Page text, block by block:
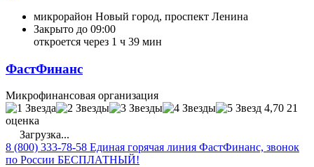
микрорайон Новый город, проспект Ленина
Закрыто до 09:00
откроется через 1 ч 39 мин
ФастФинанс
Микрофинансовая организация
4,70 21
оценка
Загрузка...
8 (800) 333-78-58 Единая горячая линия ФастФинанс, звонок
по России БЕСПЛАТНЫЙ!